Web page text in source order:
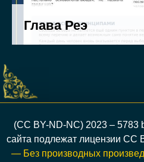
(CC BY-ND-NC) 2023 – 5783
сайта подлежат лицензии CC
— Без производных